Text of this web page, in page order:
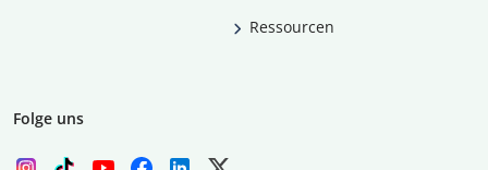
Ressourcen
Folge uns